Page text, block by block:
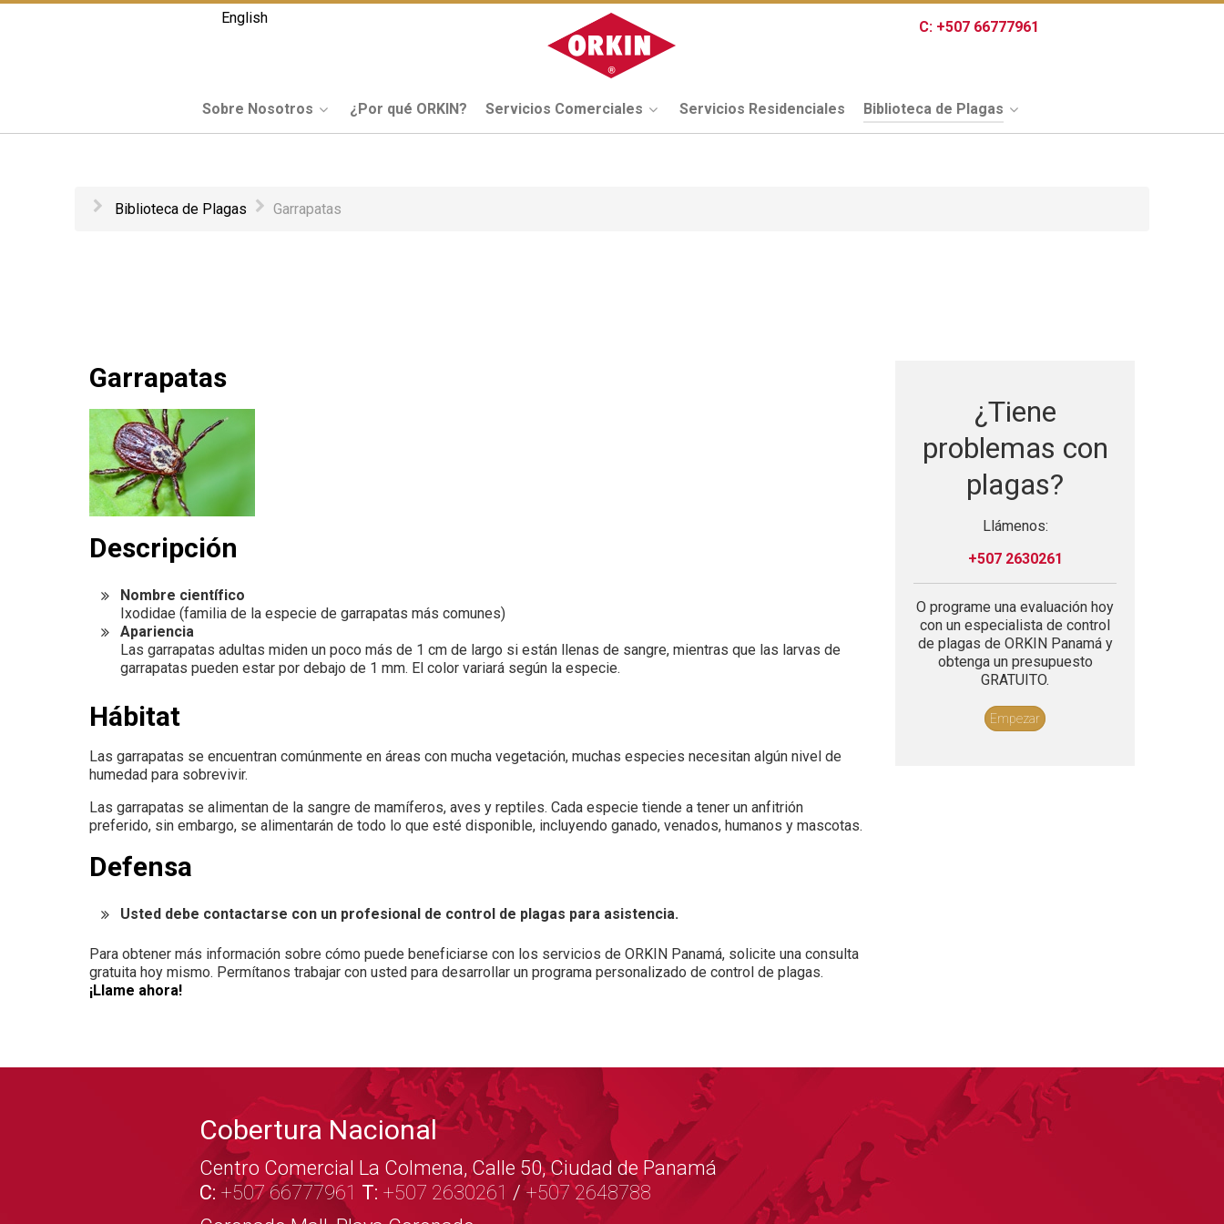
English
C: +507 66777961
Sobre Nosotros ¿Por qué ORKIN? Servicios Comerciales Servicios Residenciales Biblioteca de Plagas
Biblioteca de Plagas Garrapatas
Garrapatas
Descripción
Nombre científico
Ixodidae (familia de la especie de garrapatas más comunes)
Apariencia
Las garrapatas adultas miden un poco más de 1 cm de largo si están llenas de sangre, mientras que las larvas de
garrapatas pueden estar por debajo de 1 mm. El color variará según la especie.
Hábitat
Las garrapatas se encuentran comúnmente en áreas con mucha vegetación, muchas especies necesitan algún nivel de
humedad para sobrevivir.
Las garrapatas se alimentan de la sangre de mamíferos, aves y reptiles. Cada especie tiende a tener un anfitrión
preferido, sin embargo, se alimentarán de todo lo que esté disponible, incluyendo ganado, venados, humanos y mascotas.
Defensa
Usted debe contactarse con un profesional de control de plagas para asistencia.
Para obtener más información sobre cómo puede beneficiarse con los servicios de ORKIN Panamá, solicite una consulta
gratuita hoy mismo. Permítanos trabajar con usted para desarrollar un programa personalizado de control de plagas.
¡Llame ahora!
¿Tiene
problemas con
plagas?
Llámenos:
+507 2630261
O programe una evaluación hoy
con un especialista de control
de plagas de ORKIN Panamá y
obtenga un presupuesto
GRATUITO.
Empezar
Cobertura Nacional
Centro Comercial La Colmena, Calle 50, Ciudad de Panamá
C: +507 66777961 T: +507 2630261 /+507 2648788